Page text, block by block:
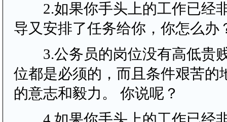
2.如果你手头上的工作已经
导又安排了任务给你，你怎么办
3.公务员的岗位没有高低贵
位都是必须的，而且条件艰苦的
的意志和毅力。 你说呢？